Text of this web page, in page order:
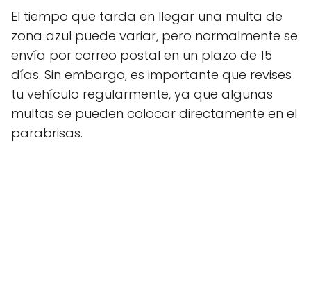
El tiempo que tarda en llegar una multa de
zona azul puede variar, pero normalmente se
envía por correo postal en un plazo de 15
días. Sin embargo, es importante que revises
tu vehículo regularmente, ya que algunas
multas se pueden colocar directamente en el
parabrisas.